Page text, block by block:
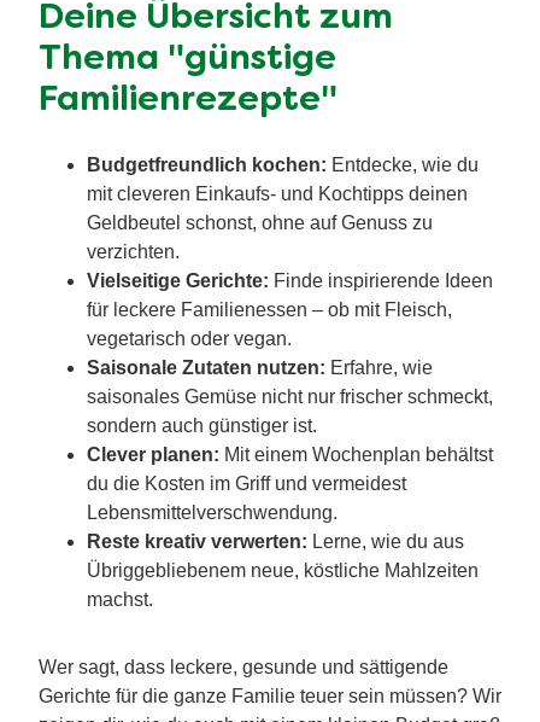
Deine Übersicht zum
Thema "günstige
Familienrezepte"
Budgetfreundlich kochen: Entdecke, wie du
mit cleveren Einkaufs- und Kochtipps deinen
Geldbeutel schonst, ohne auf Genuss zu
verzichten.
Vielseitige Gerichte: Finde inspirierende Ideen
für leckere Familienessen – ob mit Fleisch,
vegetarisch oder vegan.
Saisonale Zutaten nutzen: Erfahre, wie
saisonales Gemüse nicht nur frischer schmeckt,
sondern auch günstiger ist.
Clever planen: Mit einem Wochenplan behältst
du die Kosten im Griff und vermeidest
Lebensmittelverschwendung.
Reste kreativ verwerten: Lerne, wie du aus
Übriggebliebenem neue, köstliche Mahlzeiten
machst.
Wer sagt, dass leckere, gesunde und sättigende
Gerichte für die ganze Familie teuer sein müssen? Wir